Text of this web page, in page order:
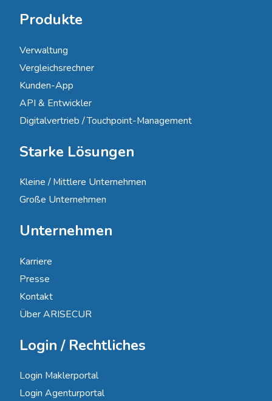
Produkte
Verwaltung
Vergleichsrechner
Kunden-App
API & Entwickler
Digitalvertrieb / Touchpoint-Management
Starke Lösungen
Kleine / Mittlere Unternehmen
Große Unternehmen
Unternehmen
Karriere
Presse
Kontakt
Über ARISECUR
Login / Rechtliches
Login Maklerportal
Login Agenturportal